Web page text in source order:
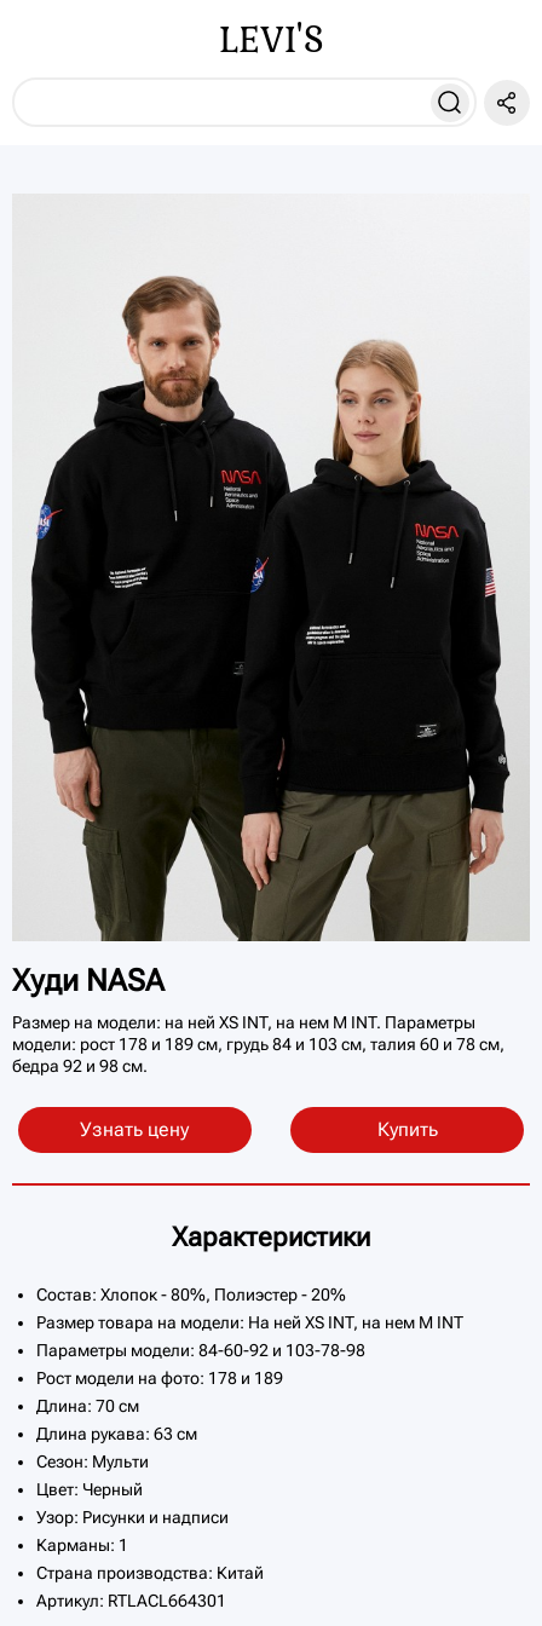
LEVI'S
Худи NASA
Размер на модели: на ней XS INT, на нем M INT. Параметры
модели: рост 178 и 189 см, грудь 84 и 103 см, талия 60 и 78 см,
бедра 92 и 98 см.
Узнать цену Купить
Характеристики
Состав: Хлопок - 80%, Полиэстер - 20%
Размер товара на модели: На ней XS INT, на нем M INT
Параметры модели: 84-60-92 и 103-78-98
Рост модели на фото: 178 и 189
Длина: 70 см
Длина рукава: 63 см
Сезон: Мульти
Цвет: Черный
Узор: Рисунки и надписи
Карманы: 1
Страна производства: Китай
Артикул: RTLACL664301